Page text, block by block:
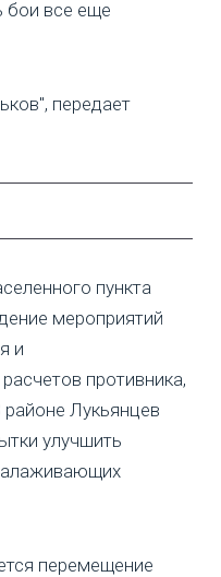
бои все еще
передает
пункта
мероприятий
и
противника,
Лукьянцев
улучшить
перемещение